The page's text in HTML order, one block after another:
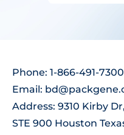
Phone: 1-866-491-
Email:
Address: 9310 Kirby Dr,
STE 900 Houston